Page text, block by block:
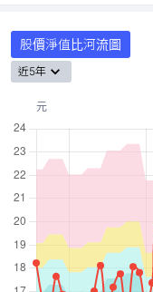
股價淨值比河流圖
近5年